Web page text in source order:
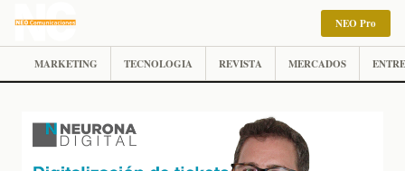
NEO Pro
MARKETING TECNOLOGIA REVISTA MERCADOS